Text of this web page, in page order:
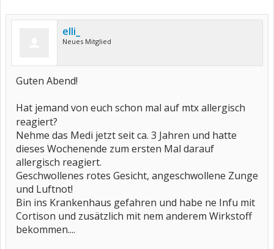
elli_
Neues Mitglied
Guten Abend!
Hat jemand von euch schon mal auf mtx allergisch
reagiert?
Nehme das Medi jetzt seit ca. 3 Jahren und hatte
dieses Wochenende zum ersten Mal darauf
allergisch reagiert.
Geschwollenes rotes Gesicht, angeschwollene Zunge
und Luftnot!
Bin ins Krankenhaus gefahren und habe ne Infu mit
Cortison und zusätzlich mit nem anderem Wirkstoff
bekommen....